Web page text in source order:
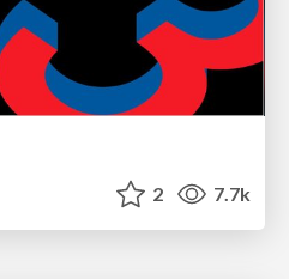
2 7.7k